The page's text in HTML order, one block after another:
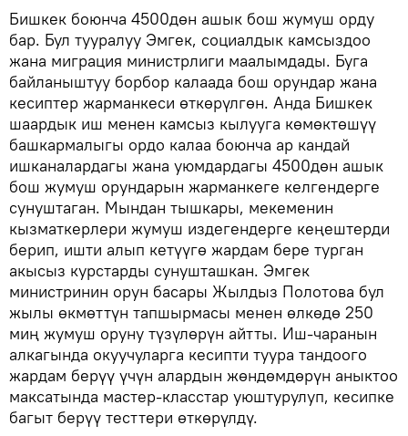
Бишкек боюнча 4500дөн ашык бош жумуш орду
бар. Бул тууралуу Эмгек, социалдык камсыздоо
жана миграция министрлиги маалымдады. Буга
байланыштуу борбор калаада бош орундар жана
кесиптер жарманкеси өткөрүлгөн. Анда Бишкек
шаардык иш менен камсыз кылууга көмөктөшүү
башкармалыгы ордо калаа боюнча ар кандай
ишканалардагы жана уюмдардагы 4500дөн ашык
бош жумуш орундарын жарманкеге келгендерге
сунуштаган. Мындан тышкары, мекеменин
кызматкерлери жумуш издегендерге кеңештерди
берип, ишти алып кетүүгө жардам бере турган
акысыз курстарды сунушташкан. Эмгек
министринин орун басары Жылдыз Полотова бул
жылы өкмөттүн тапшырмасы менен өлкөдө 250
миң жумуш оруну түзүлөрүн айтты. Иш-чаранын
алкагында окуучуларга кесипти туура тандоого
жардам берүү үчүн алардын жөндөмдөрүн аныктоо
максатында мастер-класстар уюштурулуп, кесипке
багыт берүү тесттери өткөрүлдү.